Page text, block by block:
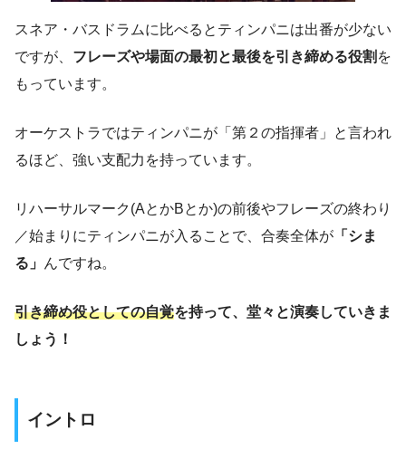
スネア・バスドラムに比べるとティンパニは出番が少ない
ですが、 フレーズや場面の最初と最後を引き締める役割 を
もっています。
オーケストラではティンパニが「第２の指揮者」と言われ
るほど、強い支配力を持っています。
リハーサルマーク(AとかBとか)の前後やフレーズの終わり
／始まりにティンパニが入ることで、合奏全体が 「シま
る」 んですね。
引き締め役としての自覚を持って、堂々と演奏していきま
しょう！
イントロ